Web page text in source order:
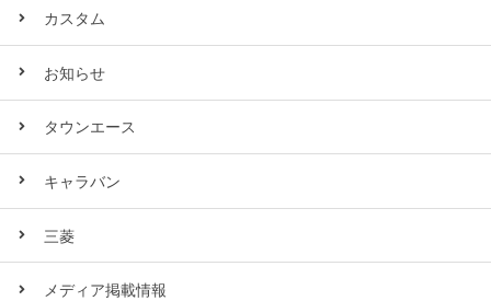
カスタム
お知らせ
タウンエース
キャラバン
三菱
メディア掲載情報